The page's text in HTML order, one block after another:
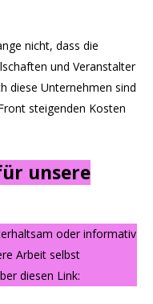
nicht, dass die
und Veranstalter
diese Unternehmen sind
steigenden Kosten
unsere
oder informativ
Arbeit selbst
diesen Link: